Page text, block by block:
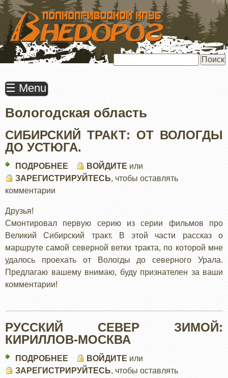
ПЕРЕЙТИ
ОСНОВНОМУ
СОДЕРЖАНИЮ
☰ Menu
Вологодская область
СИБИРСКИЙ ТРАКТ: ОТ ВОЛОГДЫ
ДО УСТЮГА.
ПОДРОБНЕЕ
СИБИРСКИЙ
ДО
УСТЮГА.
ВОЙДИТЕ или
ЗАРЕГИСТРИРУЙТЕСЬ, чтобы оставлять
комментарии
Друзья!
Смонтировал первую серию из серии фильмов про
Великий Сибирский тракт. В этой части рассказ о
маршруте самой северной ветки тракта, по которой мне
удалось проехать от Вологды до северного Урала.
Предлагаю вашему внимаю, буду признателен за ваши
комментарии!
РУССКИЙ СЕВЕР ЗИМОЙ:
КИРИЛЛОВ-МОСКВА
ПОДРОБНЕЕ
РУССКИЙ
ВОЙДИТЕ или
ЗАРЕГИСТРИРУЙТЕСЬ, чтобы оставлять